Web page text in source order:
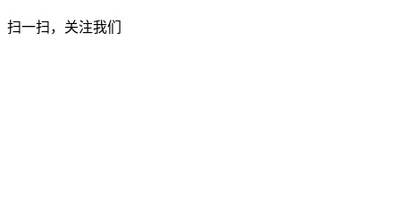
扫一扫，关注我们